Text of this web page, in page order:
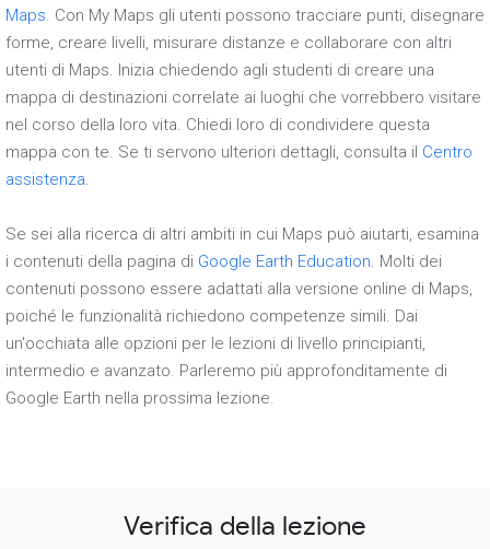
Maps. Con My Maps gli utenti possono tracciare punti, disegnare
forme, creare livelli, misurare distanze e collaborare con altri
utenti di Maps. Inizia chiedendo agli studenti di creare una
mappa di destinazioni correlate ai luoghi che vorrebbero visitare
nel corso della loro vita. Chiedi loro di condividere questa
mappa con te. Se ti servono ulteriori dettagli, consulta il Centro
assistenza.
Se sei alla ricerca di altri ambiti in cui Maps può aiutarti, esamina
i contenuti della pagina di Google Earth Education. Molti dei
contenuti possono essere adattati alla versione online di Maps,
poiché le funzionalità richiedono competenze simili. Dai
un'occhiata alle opzioni per le lezioni di livello principianti,
intermedio e avanzato. Parleremo più approfonditamente di
Google Earth nella prossima lezione.
Verifica della lezione